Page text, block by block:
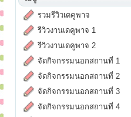
รวมรีวิวเดคูพาจ
รีวิวงานเดคูพาจ 1
รีวิวงานเดคูพาจ 2
จัดกิจกรรมนอกสถานที่ 1
จัดกิจกรรมนอกสถานที่ 2
จัดกิจกรรมนอกสถานที่ 3
จัดกิจกรรมนอกสถานที่ 4